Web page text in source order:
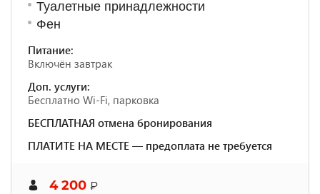
Туалетные принадлежности
Фен
Питание:
Включён завтрак
Доп. услуги:
Бесплатно Wi-Fi, парковка
БЕСПЛАТНАЯ отмена бронирования
ПЛАТИТЕ НА МЕСТЕ — предоплата не требуется
4 200 ₽